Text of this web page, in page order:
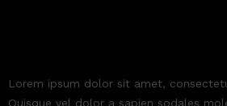
Lorem ipsum dolor sit amet,
Quisque vel dolor a sapien sodales